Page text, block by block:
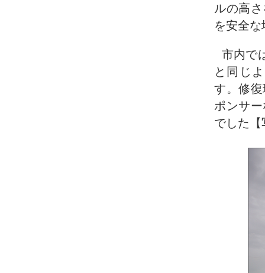
ルの高
を安全
市内で
と同じ
す。修
ポンサ
でした【